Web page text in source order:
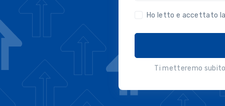
Ho letto e accettato
Ti metteremo